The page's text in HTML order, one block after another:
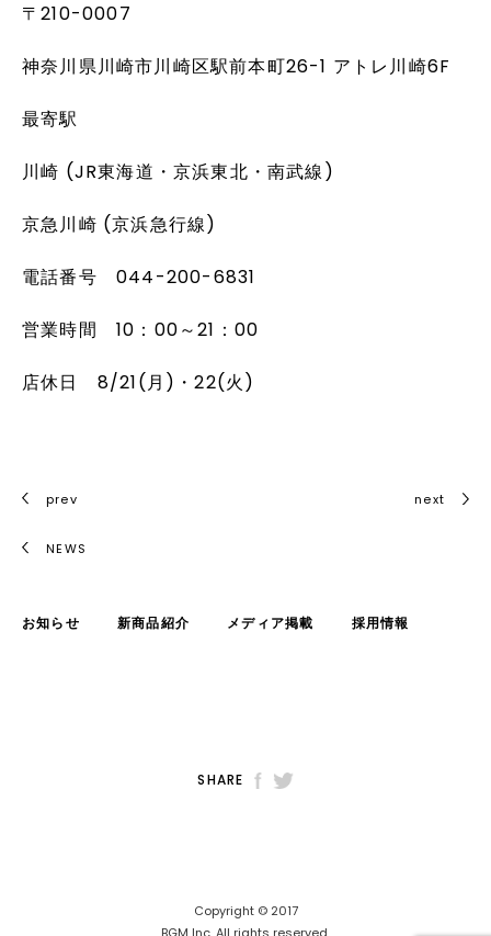
〒210-0007
神奈川県川崎市川崎区駅前本町26-1 アトレ川崎6F
最寄駅
川崎 (JR東海道・京浜東北・南武線)
京急川崎 (京浜急行線)
電話番号 044-200-6831
営業時間 10：00～21：00
店休日 8/21(月)・22(火)
prev next
NEWS
お知らせ 新商品紹介 メディア掲載 採用情報
SHARE
Copyright © 2017